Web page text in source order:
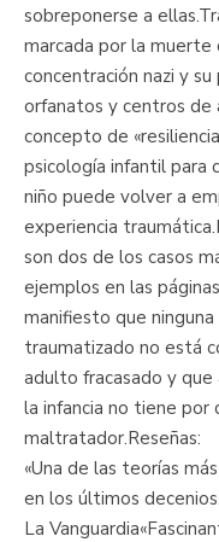
sobreponerse a
marcada por la muerte
concentración nazi y
orfanatos y centros de
concepto de
psicología infantil para
niño puede volver a
experiencia
son dos de los casos
ejemplos en las
manifiesto que
traumatizado no está
adulto fracasado y
la infancia no tiene por
maltratador.Reseñas:
«Una de las teorías
en los últimos
La